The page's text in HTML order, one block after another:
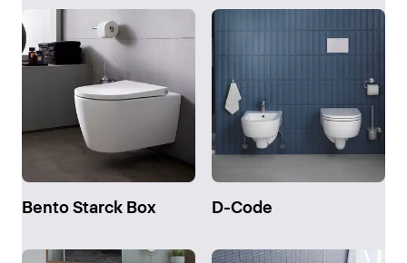
Bento Starck Box D-Code